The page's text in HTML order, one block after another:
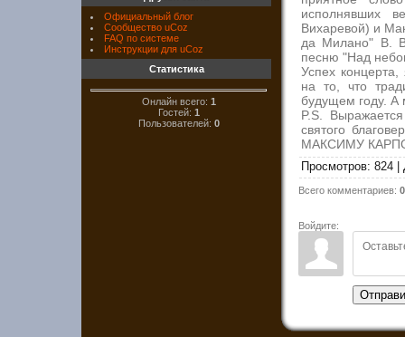
исполнявших
Вихаревой) и
да Милано" В.
песню "Над
Успех
на то, что
будущем году. А
P.S.
святого
МАКСИМУ
Просмотров: 824
Всего комментариев: 0
Войдите:
Официальный блог
Сообщество uCoz
FAQ по системе
Инструкции для uCoz
Статистика
Онлайн всего: 1
Гостей: 1
Пользователей: 0